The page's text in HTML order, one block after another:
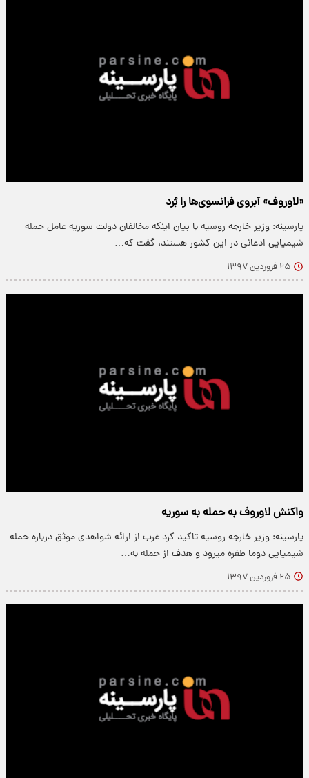
«لاوروف» آبروی فرانسوی‌ها را بُرد
پارسینه: وزیر خارجه روسیه با بیان اینکه مخالفان دولت سوریه عامل حمله
شیمیایی ادعائی در این کشور هستند، گفت که…
۲۵ فروردین ۱۳۹۷
واکنش لاوروف به حمله به سوریه
پارسینه: وزیر خارجه روسیه تاکید کرد غرب از ارائه شواهدی موثق درباره حمله
شیمیایی دوما طفره می‎رود و هدف از حمله به…
۲۵ فروردین ۱۳۹۷